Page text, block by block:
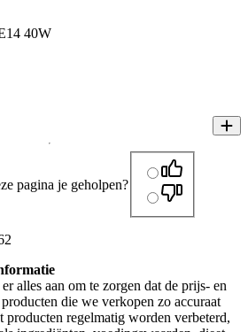
40W
pagina je geholpen?
alles aan om te zorgen dat de prijs- en
die we verkopen zo accuraat
producten regelmatig worden verbeterd,